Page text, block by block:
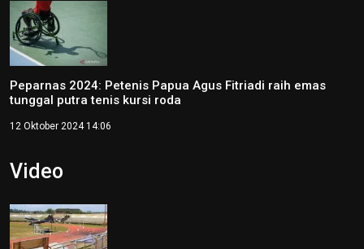
Peparnas 2024: Petenis Papua Agus Fitriadi raih emas
tunggal putra tenis kursi roda
12 Oktober 2024 14:06
Video